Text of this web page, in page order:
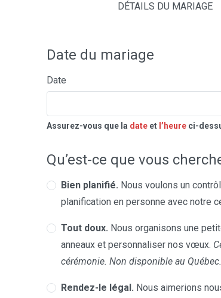
DÉTAILS DU MARIAGE
Date du mariage
Date
Assurez-vous que la date et l’heure ci-
Qu’est-ce que vous
Bien planifié. Nous voulons un
planification en personne avec notre
Tout doux. Nous organisons une
anneaux et personnaliser nos vœux.
cérémonie. Non disponible au Québec.
Rendez-le légal. Nous aimerions